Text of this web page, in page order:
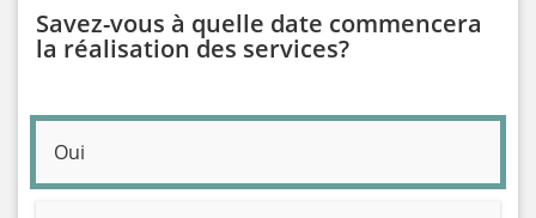
Savez-vous à quelle date commencera
la réalisation des services?
Oui